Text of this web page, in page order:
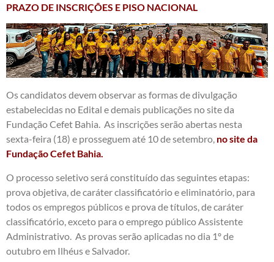
PRAZO DE INSCRIÇÕES E PISO NACIONAL
Os candidatos devem observar as formas de divulgação
estabelecidas no Edital e demais publicações no site da
Fundação Cefet Bahia. As inscrições serão abertas nesta
sexta-feira (18) e prosseguem até 10 de setembro, no site da
Fundação Cefet Bahia.
O processo seletivo será constituído das seguintes etapas:
prova objetiva, de caráter classificatório e eliminatório, para
todos os empregos públicos e prova de títulos, de caráter
classificatório, exceto para o emprego público Assistente
Administrativo. As provas serão aplicadas no dia 1º de
outubro em Ilhéus e Salvador.